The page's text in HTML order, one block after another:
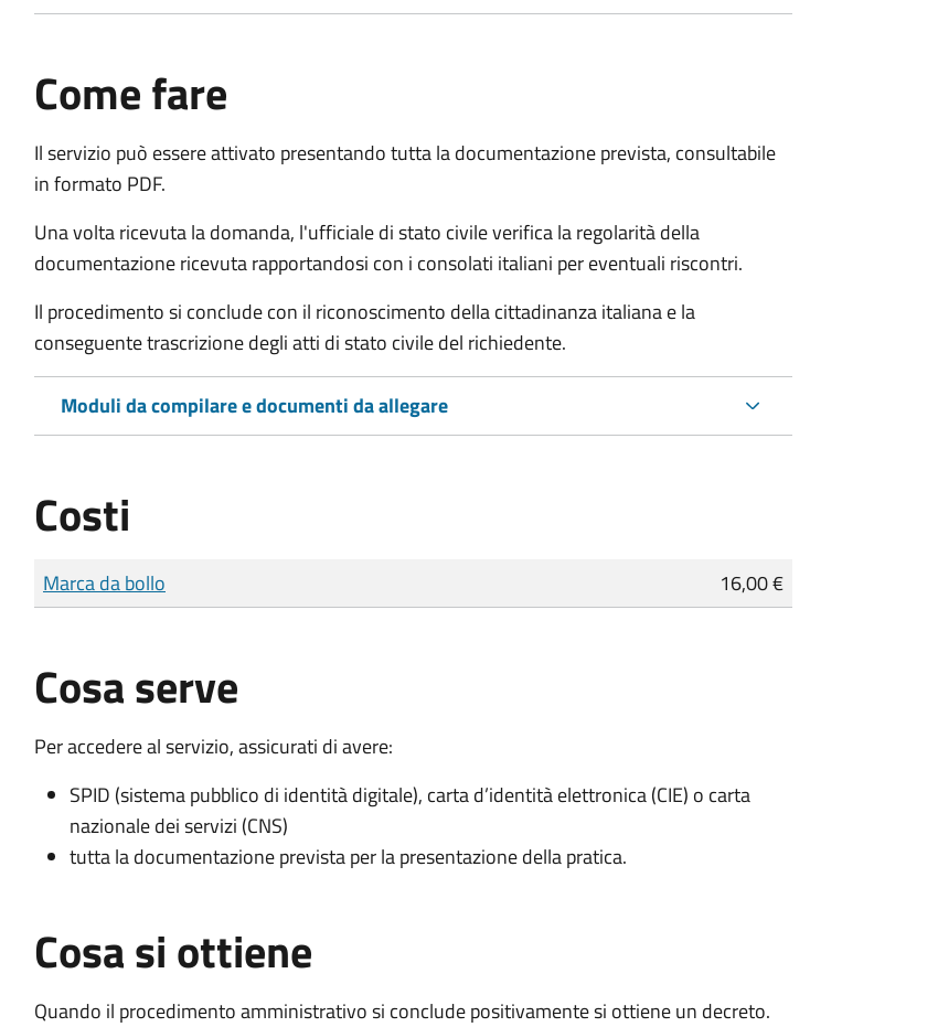
Come fare
Il servizio può essere attivato presentando tutta la documentazione prevista, consultabile
in formato PDF.
Una volta ricevuta la domanda, l'ufficiale di stato civile verifica la regolarità della
documentazione ricevuta rapportandosi con i consolati italiani per eventuali riscontri.
Il procedimento si conclude con il riconoscimento della cittadinanza italiana e la
conseguente trascrizione degli atti di stato civile del richiedente.
Moduli da compilare e documenti da allegare
Costi
Tipo di pagamento
Importo
Marca da bollo 16,00 €
Cosa serve
Per accedere al servizio, assicurati di avere:
SPID (sistema pubblico di identità digitale), carta d’identità elettronica (CIE) o carta
nazionale dei servizi (CNS)
tutta la documentazione prevista per la presentazione della pratica.
Cosa si ottiene
Quando il procedimento amministrativo si conclude positivamente si ottiene un decreto.